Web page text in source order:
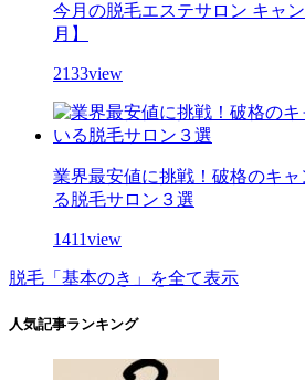
今月の脱毛エステサロン キャ
月】
2133view
業界最安値に挑戦！破格のキ
る脱毛サロン３選
1411view
脱毛「基本のき」を全て表示
人気記事ランキング